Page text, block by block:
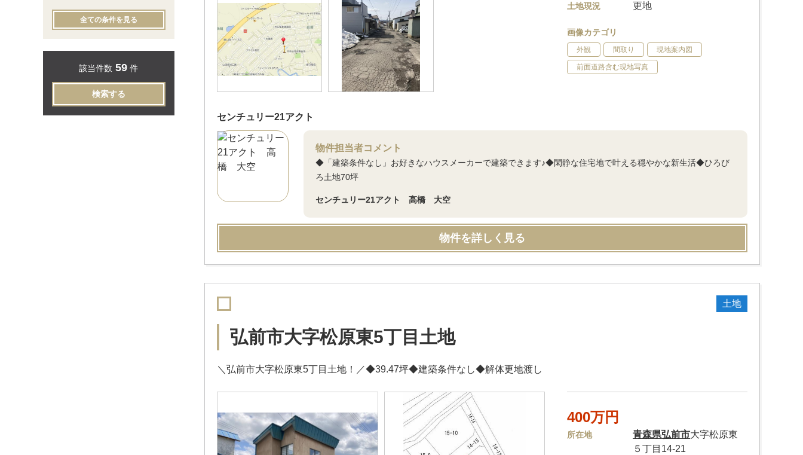
土地現況 更地
画像カテゴリ
外観 間取り 現地案内図
前面道路含む現地写真
センチュリー21アクト
物件担当者コメント
◆「建築条件なし」お好きなハウスメーカーで建築できます♪◆閑静な住宅地で叶える穏やかな新生活◆ひろび
ろ土地70坪
センチュリー21アクト 高橋 大空
物件を詳しく見る
土地
弘前市大字松原東5丁目土地
＼弘前市大字松原東5丁目土地！／◆39.47坪◆建築条件なし◆解体更地渡し
400万円
所在地 青森県弘前市大字松原東
５丁目14-21
全ての条件を見る
該当件数 59 件
検索する